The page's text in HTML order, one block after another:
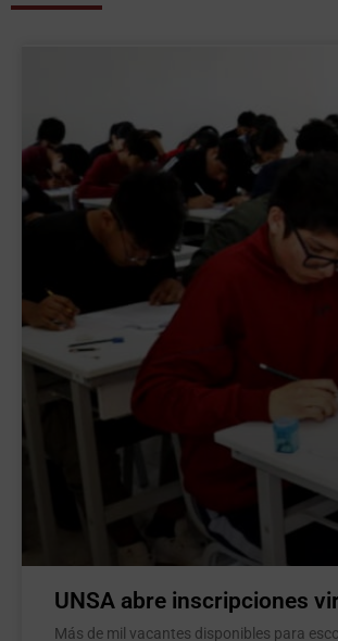
UNSA abre inscripciones
Más de mil vacantes disponibles para